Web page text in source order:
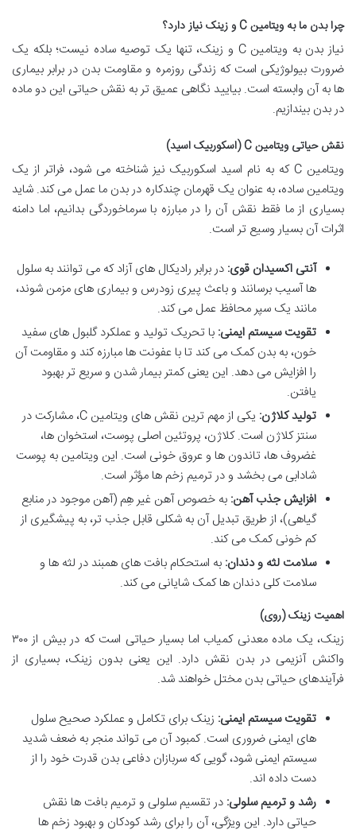
چرا بدن ما به ویتامین C و زینک نیاز دارد؟
نیاز بدن به ویتامین C و زینک، تنها یک توصیه ساده نیست؛ بلکه یک
ضرورت بیولوژیکی است که زندگی روزمره و مقاومت بدن در برابر بیماری
ها به آن وابسته است. بیایید نگاهی عمیق تر به نقش حیاتی این دو ماده
در بدن بیندازیم.
نقش حیاتی ویتامین C (اسکوربیک اسید)
ویتامین C که به نام اسید اسکوربیک نیز شناخته می شود، فراتر از یک
ویتامین ساده، به عنوان یک قهرمان چندکاره در بدن ما عمل می کند. شاید
بسیاری از ما فقط نقش آن را در مبارزه با سرماخوردگی بدانیم، اما دامنه
اثرات آن بسیار وسیع تر است.
آنتی اکسیدان قوی: در برابر رادیکال های آزاد که می توانند به سلول
ها آسیب برسانند و باعث پیری زودرس و بیماری های مزمن شوند،
مانند یک سپر محافظ عمل می کند.
تقویت سیستم ایمنی: با تحریک تولید و عملکرد گلبول های سفید
خون، به بدن کمک می کند تا با عفونت ها مبارزه کند و مقاومت آن
را افزایش می دهد. این یعنی کمتر بیمار شدن و سریع تر بهبود
یافتن.
تولید کلاژن:
یکی از مهم ترین نقش های ویتامین C، مشارکت در
سنتز کلاژن است. کلاژن، پروتئین اصلی پوست، استخوان ها،
غضروف ها، تاندون ها و عروق خونی است. این ویتامین به پوست
شادابی می بخشد و در ترمیم زخم ها مؤثر است.
افزایش جذب آهن: به خصوص آهن غیر هِم (آهن موجود در منابع
گیاهی)، از طریق تبدیل آن به شکلی قابل جذب تر، به پیشگیری از
کم خونی کمک می کند.
سلامت لثه و دندان: به استحکام بافت های همبند در لثه ها و
سلامت کلی دندان ها کمک شایانی می کند.
اهمیت زینک (روی)
زینک، یک ماده معدنی کمیاب اما بسیار حیاتی است که در بیش از ۳۰۰
واکنش آنزیمی در بدن نقش دارد. این یعنی بدون زینک، بسیاری از
فرآیندهای حیاتی بدن مختل خواهند شد.
تقویت سیستم ایمنی: زینک برای تکامل و عملکرد صحیح سلول
های ایمنی ضروری است. کمبود آن می تواند منجر به ضعف شدید
سیستم ایمنی شود، گویی که سربازان دفاعی بدن قدرت خود را از
دست داده اند.
رشد و ترمیم سلولی: در تقسیم سلولی و ترمیم بافت ها نقش
حیاتی دارد. این ویژگی، آن را برای رشد کودکان و بهبود زخم ها